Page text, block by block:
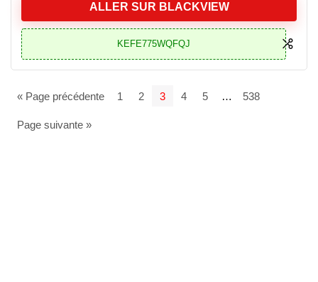
ALLER SUR BLACKVIEW
KEFE775WQFQJ
« Page précédente 1 2 3 4 5 … 538
Page suivante »